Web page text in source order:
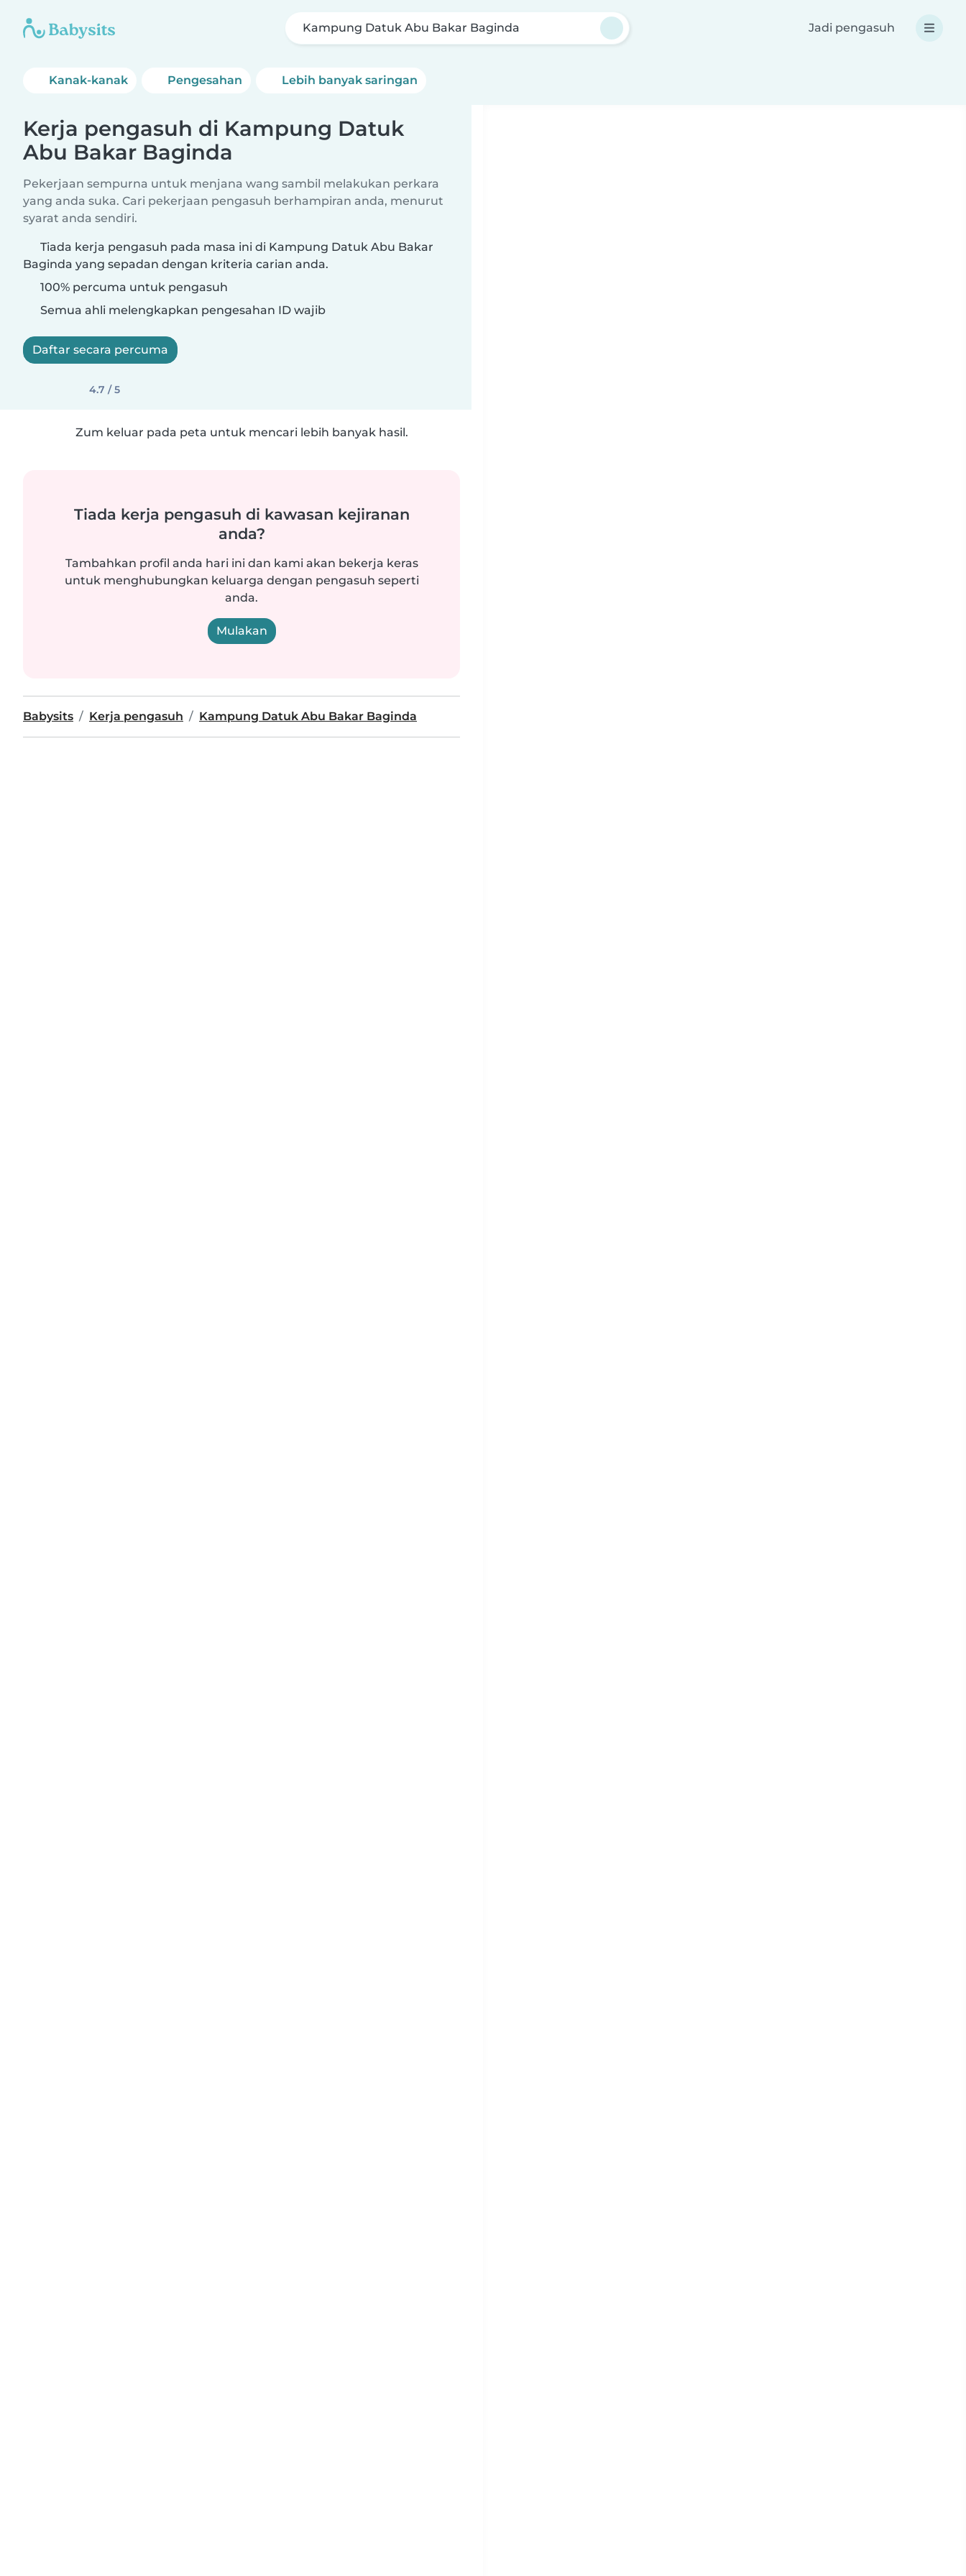
Kampung Datuk Abu Bakar Baginda Jadi pengasuh
Kanak-kanak Pengesahan Lebih banyak saringan
Kerja pengasuh di Kampung Datuk
Abu Bakar Baginda
Pekerjaan sempurna untuk menjana wang sambil melakukan perkara
yang anda suka. Cari pekerjaan pengasuh berhampiran anda, menurut
syarat anda sendiri.
Tiada kerja pengasuh pada masa ini di Kampung Datuk Abu Bakar
Baginda yang sepadan dengan kriteria carian anda.
100% percuma untuk pengasuh
Semua ahli melengkapkan pengesahan ID wajib
Daftar secara percuma
4.7 / 5
Zum keluar pada peta untuk mencari lebih banyak hasil.
Tiada kerja pengasuh di kawasan kejiranan
anda?
Tambahkan profil anda hari ini dan kami akan bekerja keras
untuk menghubungkan keluarga dengan pengasuh seperti
anda.
Mulakan
Babysits Kerja pengasuh Kampung Datuk Abu Bakar Baginda